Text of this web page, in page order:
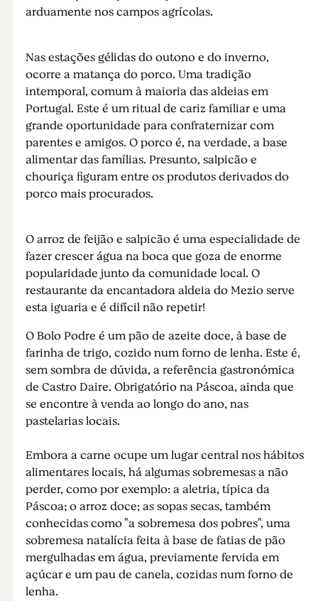
arduamente nos campos agrícolas.
Nas estações gélidas do outono e do inverno,
ocorre a matança do porco. Uma tradição
intemporal, comum à maioria das aldeias em
Portugal. Este é um ritual de cariz familiar e uma
grande oportunidade para confraternizar com
parentes e amigos. O porco é, na verdade, a base
alimentar das famílias. Presunto, salpicão e
chouriça figuram entre os produtos derivados do
porco mais procurados.
O arroz de feijão e salpicão é uma especialidade de
fazer crescer água na boca que goza de enorme
popularidade junto da comunidade local. O
restaurante da encantadora aldeia do Mezio serve
esta iguaria e é difícil não repetir!
O Bolo Podre é um pão de azeite doce, à base de
farinha de trigo, cozido num forno de lenha. Este é,
sem sombra de dúvida, a referência gastronómica
de Castro Daire. Obrigatório na Páscoa, ainda que
se encontre à venda ao longo do ano, nas
pastelarias locais.
Embora a carne ocupe um lugar central nos hábitos
alimentares locais, há algumas sobremesas a não
perder, como por exemplo: a aletria, típica da
Páscoa; o arroz doce; as sopas secas, também
conhecidas como "a sobremesa dos pobres", uma
sobremesa natalícia feita à base de fatias de pão
mergulhadas em água, previamente fervida em
açúcar e um pau de canela, cozidas num forno de
lenha.